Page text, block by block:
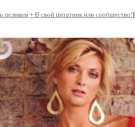
целиком+ В свой цитатник или сообщество!]